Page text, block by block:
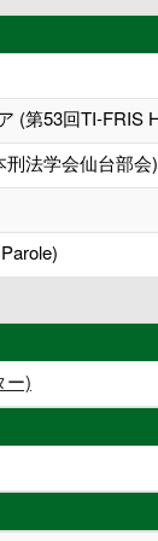
(第53回TI-FRIS
法学会仙台部会)
ー)